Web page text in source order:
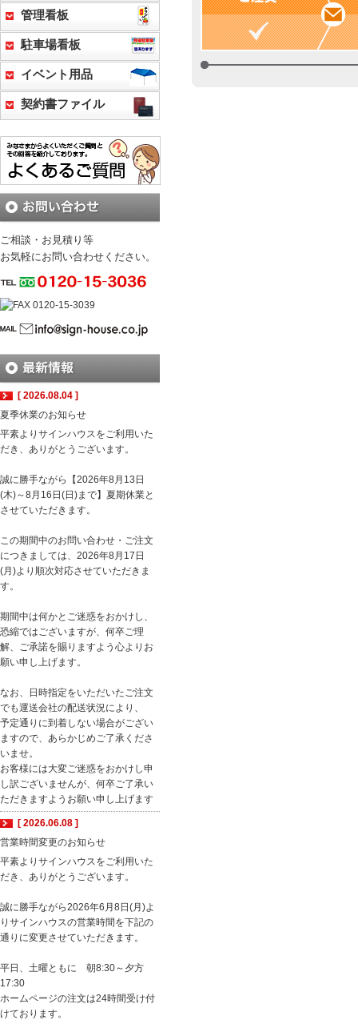
管理看板
駐車場看板
イベント用品
契約書ファイル
ご相談・お見積り等
お気軽にお問い合わせください。
[ 2026.08.04 ]
夏季休業のお知らせ
平素よりサインハウスをご利用いた
だき、ありがとうございます。
誠に勝手ながら【2026年8月13日
(木)～8月16日(日)まで】夏期休業と
させていただきます。
この期間中のお問い合わせ・ご注文
につきましては、2026年8月17日
(月)より順次対応させていただきま
す。
期間中は何かとご迷惑をおかけし、
恐縮ではございますが、何卒ご理
解、ご承諾を賜りますよう心よりお
願い申し上げます。
なお、日時指定をいただいたご注文
でも運送会社の配送状況により、
予定通りに到着しない場合がござい
ますので、あらかじめご了承くださ
いませ。
お客様には大変ご迷惑をおかけし申
し訳ございませんが、何卒ご了承い
ただきますようお願い申し上げます
[ 2026.06.08 ]
営業時間変更のお知らせ
平素よりサインハウスをご利用いた
だき、ありがとうございます。
誠に勝手ながら2026年6月8日(月)よ
りサインハウスの営業時間を下記の
通りに変更させていただきます。
平日、土曜ともに 朝8:30～夕方
17:30
ホームページの注文は24時間受け付
けております。